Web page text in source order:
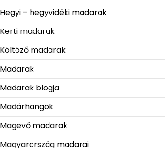
Hegyi – hegyvidéki madarak
Kerti madarak
Költöző madarak
Madarak
Madarak blogja
Madárhangok
Magevő madarak
Magyarország madarai